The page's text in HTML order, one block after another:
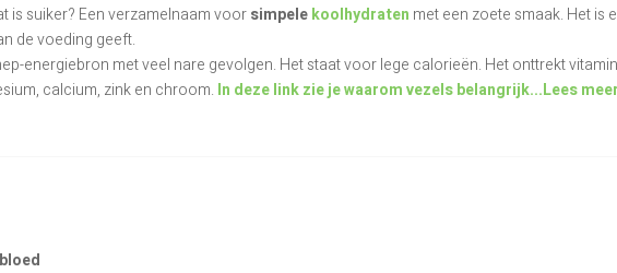
is suiker? Een verzamelnaam voorsimpelekoolhydraten met een zoete smaak. Het is
de voeding geeft.
energiebron met veel nare gevolgen. Het staat voor lege calorieën. Het onttrekt
calcium, zink en chroom. In deze link zie je waarom vezels belangrijk...Lees meer